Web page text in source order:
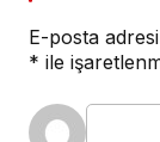
E-posta
* ile